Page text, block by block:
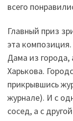
всего
Главный приз
эта
Дама из города,
Харькова.
прикрывшись
журнале). И с
сосед, а с